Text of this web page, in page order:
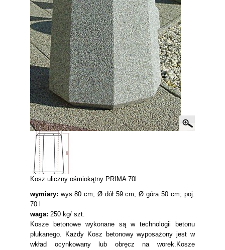
Kosz uliczny ośmiokątny PRIMA 70l
wymiary: wys.80 cm; Ø dół 59 cm; Ø góra 50 cm; poj.
70 l
waga: 250 kg/ szt.
Kosze betonowe wykonane są w technologii betonu
płukanego. Każdy Kosz betonowy wyposażony jest w
wkład ocynkowany lub obręcz na worek.Kosze